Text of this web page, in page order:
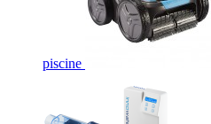
piscine